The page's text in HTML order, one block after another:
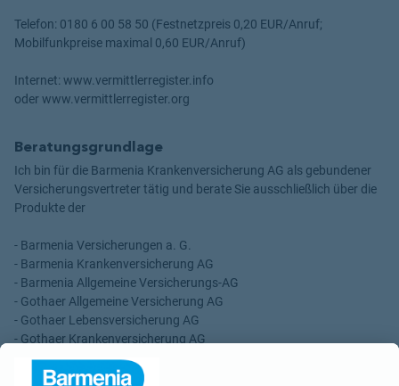
Telefon: 0180 6 00 58 50 (Festnetzpreis 0,20 EUR/Anruf;
Mobilfunkpreise maximal 0,60 EUR/Anruf)
Internet: www.vermittlerregister.info
oder www.vermittlerregister.org
Beratungsgrundlage
Ich bin für die Barmenia Krankenversicherung AG als gebundener
Versicherungsvertreter tätig und berate Sie ausschließlich über die
Produkte der
- Barmenia Versicherungen a. G.
- Barmenia Krankenversicherung AG
- Barmenia Allgemeine Versicherungs-AG
- Gothaer Allgemeine Versicherung AG
- Gothaer Lebensversicherung AG
- Gothaer Krankenversicherung AG
- ROLAND Rechtsschutz-Versicherungs-AG
- ROLAND Schutzbrief-Versicherung AG